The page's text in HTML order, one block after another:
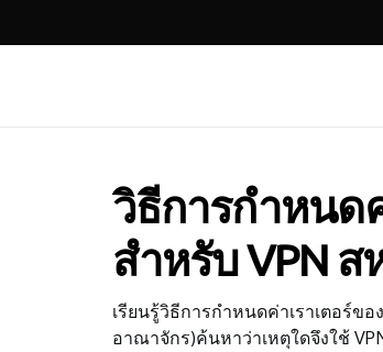
วิธีการกำหนด
สำหรับ VPN
เรียนรู้วิธีการกำหนดค่าเราเตอร์
อาณาจักร)ค้นหาว่าเหตุใดจึงใช้